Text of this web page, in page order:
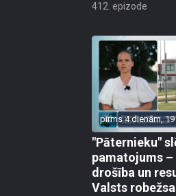
412. epizode
pirms 4 dienām,
"Pāternieku"
pamatojums
drošība un
Valsts